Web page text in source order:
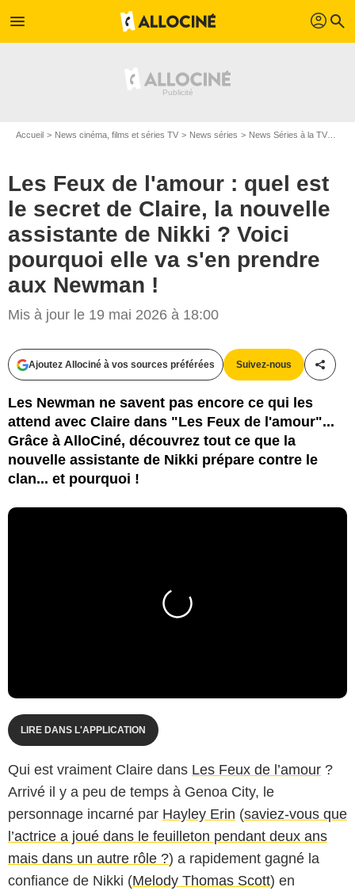
menu profil search
Accueil News cinéma, films et séries TV News séries News Séries à la TV
Les Feux de l'amour : quel est
le secret de Claire, la nouvelle
assistante de Nikki ? Voici
pourquoi elle va s'en prendre
aux Newman !
Mis à jour le 19 mai 2026 à 18:00
Ajoutez Allociné à vos sources préférées Suivez-nous
Les Newman ne savent pas encore ce qui les
attend avec Claire dans "Les Feux de l'amour"...
Grâce à AlloCiné, découvrez tout ce que la
nouvelle assistante de Nikki prépare contre le
clan... et pourquoi !
LIRE DANS L'APPLICATION
Qui est vraiment Claire dans Les Feux de l’amour ?
Arrivé il y a peu de temps à Genoa City, le
personnage incarné par Hayley Erin (saviez-vous que
l’actrice a joué dans le feuilleton pendant deux ans
mais dans un autre rôle ?) a rapidement gagné la
confiance de Nikki (Melody Thomas Scott) en